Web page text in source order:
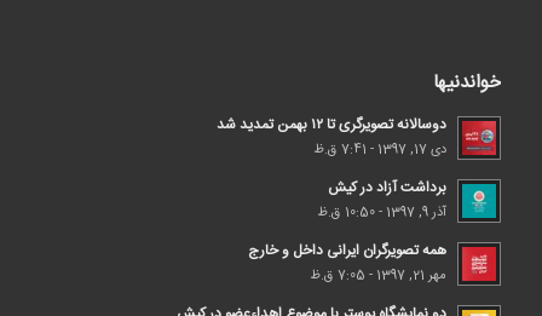
خواندنیها
دوسالانه تصویرگری تا ۱۲ بهمن تمدید شد
دی 17, 1397 - 7:41 ق.ظ
برداشت آزاد در کیش
آذر 9, 1397 - 10:50 ق.ظ
همه تصویرگران ایرانی داخل و خارج
مهر 21, 1397 - 7:05 ق.ظ